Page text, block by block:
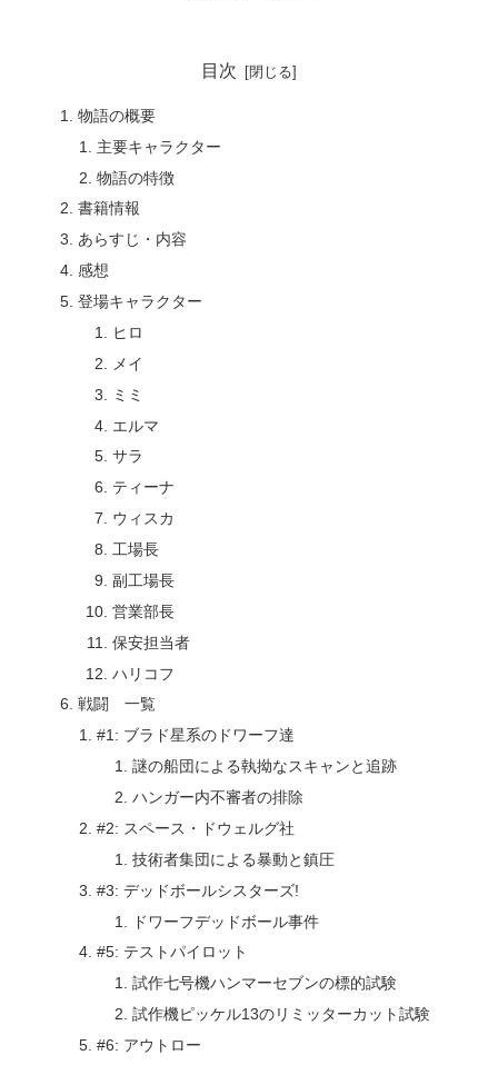
目次
物語の概要
主要キャラクター
物語の特徴
書籍情報
あらすじ・内容
感想
登場キャラクター
ヒロ
メイ
ミミ
エルマ
サラ
ティーナ
ウィスカ
工場長
副工場長
営業部長
保安担当者
ハリコフ
戦闘 一覧
#1: ブラド星系のドワーフ達
謎の船団による執拗なスキャンと追跡
ハンガー内不審者の排除
#2: スペース・ドウェルグ社
技術者集団による暴動と鎮圧
#3: デッドボールシスターズ!
ドワーフデッドボール事件
#5: テストパイロット
試作七号機ハンマーセブンの標的試験
試作機ピッケル13のリミッターカット試験
#6: アウトロー